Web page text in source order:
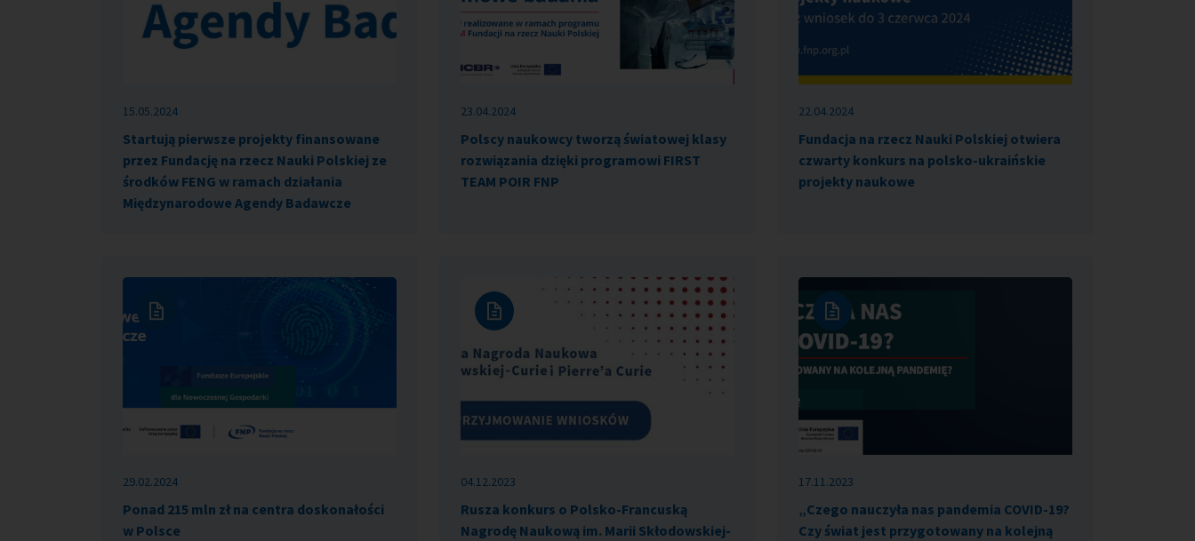
15.05.2024
Startują pierwsze projekty finansowane
przez Fundację na rzecz Nauki Polskiej ze
środków FENG w ramach działania
Międzynarodowe Agendy Badawcze
23.04.2024
Polscy naukowcy tworzą światowej klasy
rozwiązania dzięki programowi FIRST
TEAM POIR FNP
22.04.2024
Fundacja na rzecz Nauki Polskiej otwiera
czwarty konkurs na polsko-ukraińskie
projekty naukowe
29.02.2024
Ponad 215 mln zł na centra doskonałości
w Polsce
04.12.2023
Rusza konkurs o Polsko-Francuską
Nagrodę Naukową im. Marii Skłodowskiej-
17.11.2023
„Czego nauczyła nas pandemia COVID-19?
Czy świat jest przygotowany na kolejną